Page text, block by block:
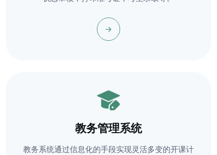
教务管理系统
教务系统通过信息化的手段实现灵活多变的开课计